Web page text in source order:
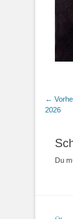
←
Vorheriger
2026
Du